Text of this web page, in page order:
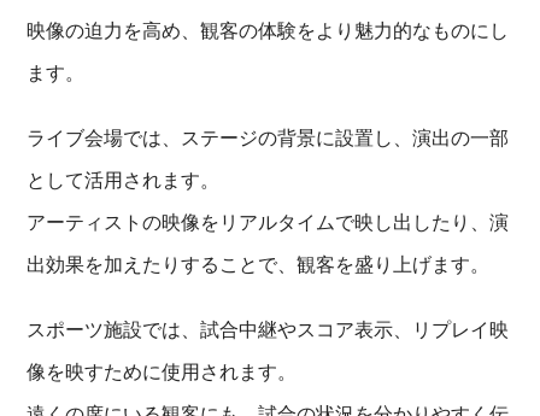
映像の迫力を高め、観客の体験をより魅力的なものにし
ます。
ライブ会場では、ステージの背景に設置し、演出の一部
として活用されます。
アーティストの映像をリアルタイムで映し出したり、演
出効果を加えたりすることで、観客を盛り上げます。
スポーツ施設では、試合中継やスコア表示、リプレイ映
像を映すために使用されます。